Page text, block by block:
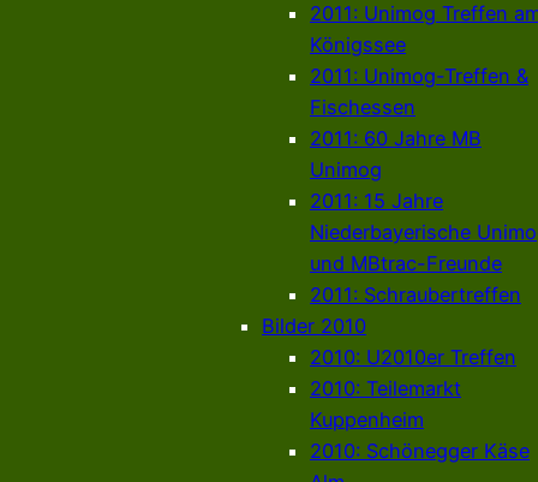
2011: Unimog Treffen
Königssee
2011: Unimog-Treffen &
Fischessen
2011: 60 Jahre MB
Unimog
2011: 15 Jahre
Niederbayerische
und MBtrac-Freunde
2011: Schraubertreffen
Bilder 2010
2010: U2010er Treffen
2010: Teilemarkt
Kuppenheim
2010: Schönegger Käse